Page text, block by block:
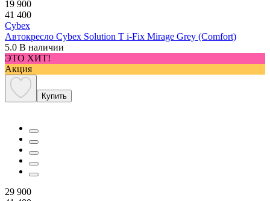
19 900
41 400
Cybex
Автокресло Cybex Solution T i-Fix Mirage Grey (Comfort)
5.0 В наличии
ЭТО ХИТ!
Акция
Купить
29 900